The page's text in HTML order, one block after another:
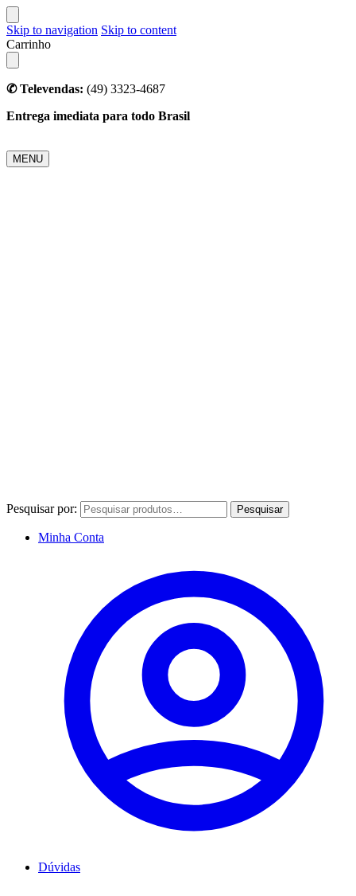
Skip to navigation Skip to content
Carrinho
✆ Televendas: (49) 3323-4687
Entrega imediata para todo Brasil
MENU
Pesquisar por: Pesquisar
Minha Conta
Dúvidas